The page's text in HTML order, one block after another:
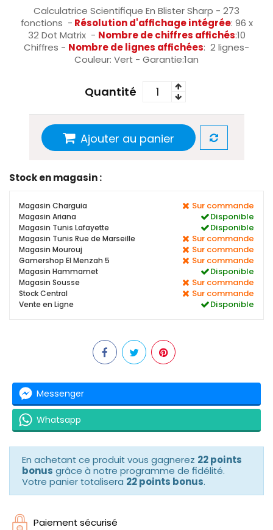
Calculatrice Scientifique En Blister Sharp - 273
fonctions - Résolution d'affichage intégrée: 96 x
32 Dot Matrix - Nombre de chiffres affichés:10
Chiffres - Nombre de lignes affichées: 2 lignes-
Couleur: Vert - Garantie:1an
Quantité
Ajouter au panier
Stock en magasin :
Magasin Charguia Sur commande
Magasin Ariana Disponible
Magasin Tunis Lafayette Disponible
Magasin Tunis Rue de Marseille Sur commande
Magasin Mourouj Sur commande
Gamershop El Menzah 5 Sur commande
Magasin Hammamet Disponible
Magasin Sousse Sur commande
Stock Central Sur commande
Vente en Ligne Disponible
Messenger
Whatsapp
En achetant ce produit vous gagnerez 22 points
bonus grâce à notre programme de fidélité.
Votre panier totalisera 22 points bonus.
Paiement sécurisé